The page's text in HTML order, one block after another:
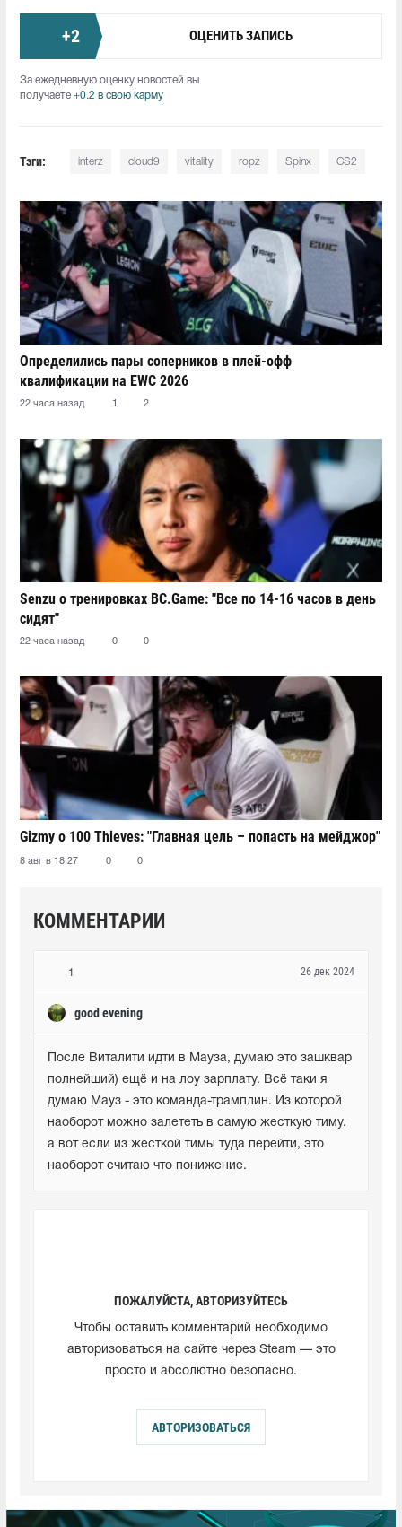
+2 ОЦЕНИТЬ ЗАПИСЬ
За ежедневную оценку новостей вы
получаете +0.2 в свою карму
Тэги: interz cloud9 vitality ropz Spinx CS2
Определились пары соперников в плей-офф
квалификации на EWC 2026
22 часа назад 1 2
Senzu о тренировках BC.Game: "Все по 14-16 часов в день
сидят"
22 часа назад 0 0
Gizmy о 100 Thieves: "Главная цель – попасть на мейджор"
8 авг в 18:27 0 0
КОММЕНТАРИИ
1
good evening
26 дек 2024
После Виталити идти в Мауза, думаю это зашквар
полнейший) ещё и на лоу зарплату. Всё таки я
думаю Мауз - это команда-трамплин. Из которой
наоборот можно залететь в самую жесткую тиму.
а вот если из жесткой тимы туда перейти, это
наоборот считаю что понижение.
ПОЖАЛУЙСТА, АВТОРИЗУЙТЕСЬ
Чтобы оставить комментарий необходимо
авторизоваться на сайте через Steam — это
просто и абсолютно безопасно.
АВТОРИЗОВАТЬСЯ